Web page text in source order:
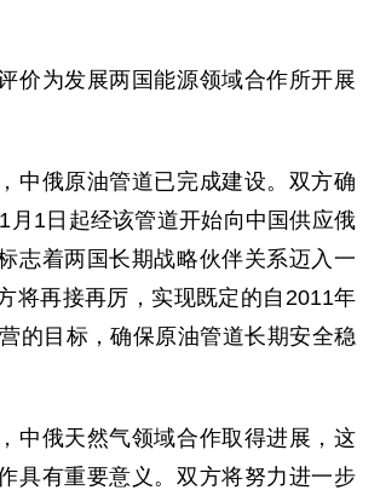
为发展两国能源领域合作所开展
俄原油管道已完成建设。双方确
月1日起经该管道开始向中国供应俄
志着两国长期战略伙伴关系迈入一
将再接再厉，实现既定的自2011年
的目标，确保原油管道长期安全稳
俄天然气领域合作取得进展，这
具有重要意义。双方将努力进一步